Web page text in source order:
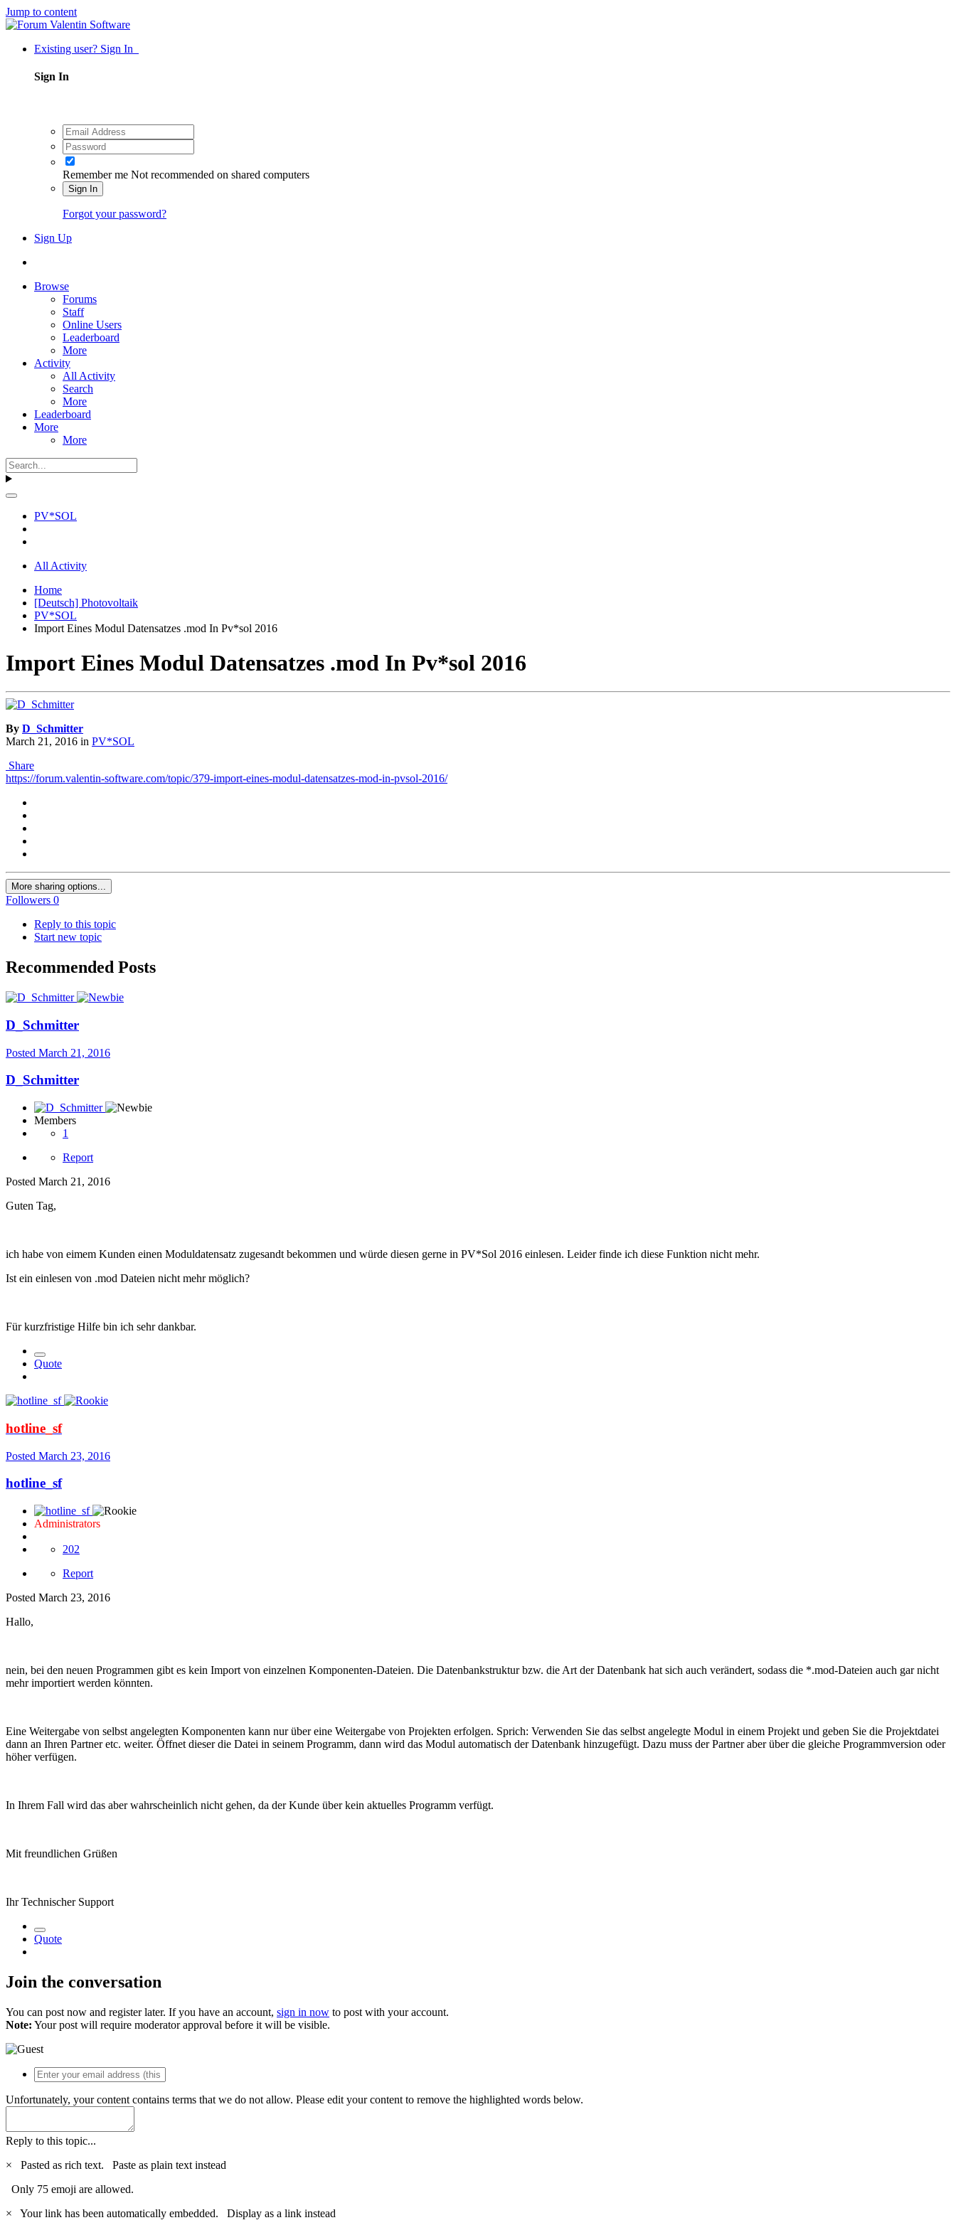
Jump to content
Existing user? Sign In
Sign In
Remember me Not recommended on shared computers
Sign In
Forgot your password?
Sign Up
Browse
Forums
Staff
Online Users
Leaderboard
More
Activity
All Activity
Search
More
Leaderboard
More
More
PV*SOL
All Activity
Home
[Deutsch] Photovoltaik
PV*SOL
Import Eines Modul Datensatzes .mod In Pv*sol 2016
Import Eines Modul Datensatzes .mod In Pv*sol 2016
By D_Schmitter
March 21, 2016 in PV*SOL
Share
https://forum.valentin-software.com/topic/379-import-eines-modul-datensatzes-mod-in-pvsol-2016/
More sharing options...
Followers 0
Reply to this topic
Start new topic
Recommended Posts
D_Schmitter
Posted March 21, 2016
D_Schmitter
Members
1
Report
Posted March 21, 2016
Guten Tag,
ich habe von eimem Kunden einen Moduldatensatz zugesandt bekommen und würde diesen gerne in PV*Sol 2016 einlesen. Leider finde ich diese Funktion nicht mehr.
Ist ein einlesen von .mod Dateien nicht mehr möglich?
Für kurzfristige Hilfe bin ich sehr dankbar.
Quote
hotline_sf
Posted March 23, 2016
hotline_sf
Administrators
202
Report
Posted March 23, 2016
Hallo,
nein, bei den neuen Programmen gibt es kein Import von einzelnen Komponenten-Dateien. Die Datenbankstruktur bzw. die Art der Datenbank hat sich auch verändert, sodass die *.mod-Dateien auch gar nicht
mehr importiert werden könnten.
Eine Weitergabe von selbst angelegten Komponenten kann nur über eine Weitergabe von Projekten erfolgen. Sprich: Verwenden Sie das selbst angelegte Modul in einem Projekt und geben Sie die Projektdatei
dann an Ihren Partner etc. weiter. Öffnet dieser die Datei in seinem Programm, dann wird das Modul automatisch der Datenbank hinzugefügt. Dazu muss der Partner aber über die gleiche Programmversion oder
höher verfügen.
In Ihrem Fall wird das aber wahrscheinlich nicht gehen, da der Kunde über kein aktuelles Programm verfügt.
Mit freundlichen Grüßen
Ihr Technischer Support
Quote
Join the conversation
You can post now and register later. If you have an account, sign in now to post with your account.
Note: Your post will require moderator approval before it will be visible.
Unfortunately, your content contains terms that we do not allow. Please edit your content to remove the highlighted words below.
Reply to this topic...
×
Pasted as rich text. Paste as plain text instead
Only 75 emoji are allowed.
×
Your link has been automatically embedded. Display as a link instead